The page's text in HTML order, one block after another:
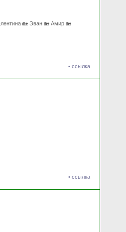
🏡 Эван 🏡 Амир 🏡
• ссылка
• ссылка